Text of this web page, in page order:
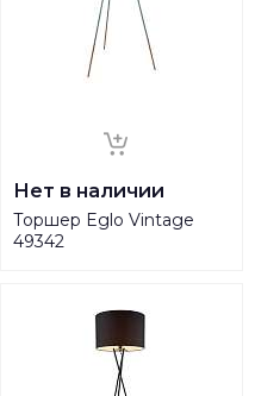
Нет в наличии
Торшер Eglo Vintage
49342